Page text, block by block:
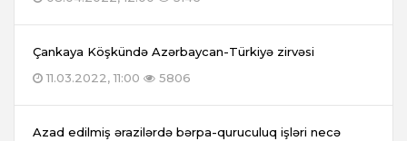
Çankaya Köşkündə Azərbaycan-Türkiyə zirvəsi
11.03.2022, 11:00
5806
Azad edilmiş ərazilərdə bərpa-quruculuq işləri necə